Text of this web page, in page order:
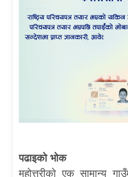
पढाइको भोक
महोत्तरीको एक सामान्य